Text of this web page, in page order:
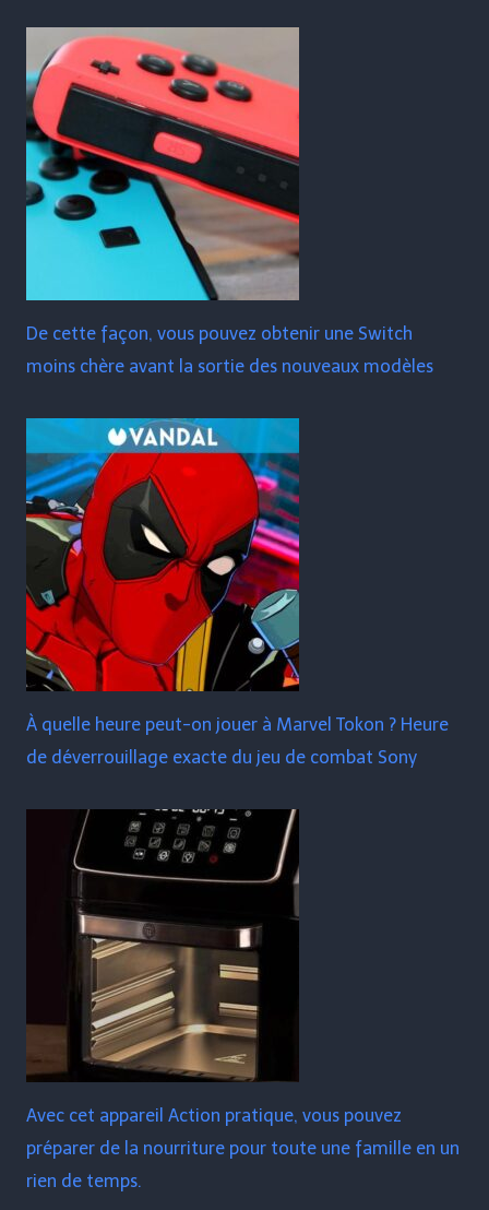
De cette façon, vous pouvez obtenir une Switch
moins chère avant la sortie des nouveaux modèles
À quelle heure peut-on jouer à Marvel Tokon ? Heure
de déverrouillage exacte du jeu de combat Sony
Avec cet appareil Action pratique, vous pouvez
préparer de la nourriture pour toute une famille en un
rien de temps.